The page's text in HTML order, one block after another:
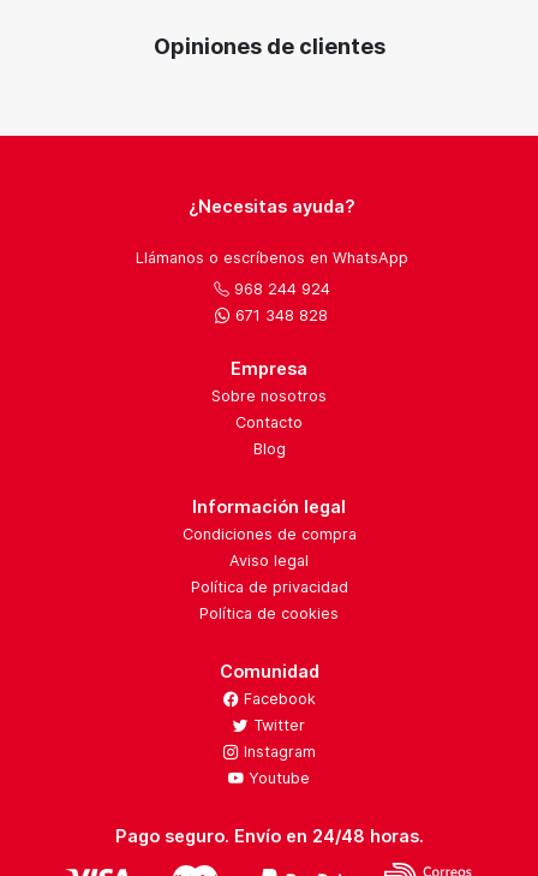
Opiniones de clientes
¿Necesitas ayuda?
Llámanos o escríbenos en WhatsApp
968 244 924
671 348 828
Empresa
Sobre nosotros
Contacto
Blog
Información legal
Condiciones de compra
Aviso legal
Política de privacidad
Política de cookies
Comunidad
Facebook
Twitter
Instagram
Youtube
Pago seguro. Envío en 24/48 horas.